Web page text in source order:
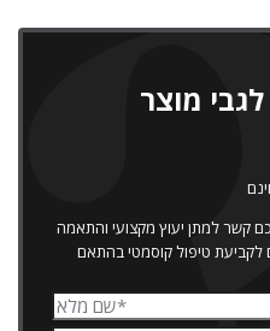
מוצר
קשר למתן יעוץ מקצועי והתאמה
טיפול קוסמטי בהתאם